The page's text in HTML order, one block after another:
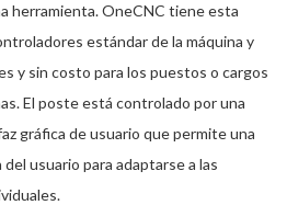
herramienta. OneCNC tiene esta
estándar de la máquina y
y sin costo para los puestos o cargos
El poste está controlado por una
gráfica de usuario que permite una
usuario para adaptarse a las